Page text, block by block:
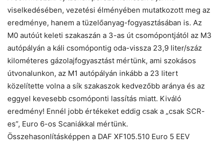
viselkedésében, vezetési élményében mutatkozott meg az
eredménye, hanem a tüzelőanyag-fogyasztásában is. Az
M0 autóút keleti szakaszán a 3-as út csomópontjától az M3
autópályán a káli csomópontig oda-vissza 23,9 liter/száz
kilométeres gázolajfogyasztást mértünk, ami szokásos
útvonalunkon, az M1 autópályán inkább a 23 litert
közelítette volna a sík szakaszok kedvezőbb aránya és az
eggyel kevesebb csomóponti lassítás miatt. Kiváló
eredmény! Ennél jobb értékeket eddig csak a „csak SCR-
es”, Euro 6-os Scaniákkal mértünk.
Összehasonlításképpen a DAF XF105.510 Euro 5 EEV